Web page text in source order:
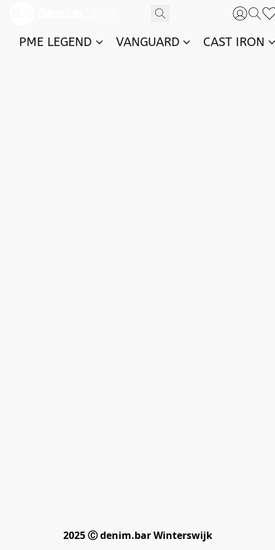
PME LEGEND VANGUARD CAST IRON
2025 Ⓒ denim.bar Winterswijk